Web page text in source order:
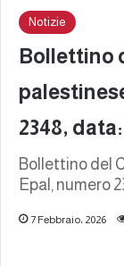
Notizie
Bollettino
2348,
Bollettino del
Epal, numero
7 Febbraio، 2026